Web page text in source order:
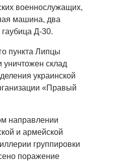
военнослужащих,
машина, два
Д-30.
пункта Липцы
уничтожен склад
украинской
«Правый
направлении
и армейской
группировки
поражение